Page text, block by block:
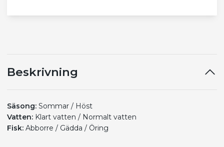
Beskrivning
Säsong: Sommar / Höst
Vatten: Klart vatten / Normalt vatten
Fisk: Abborre / Gädda / Öring